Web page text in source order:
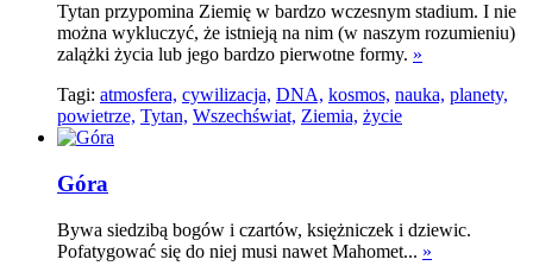
Tytan przypomina Ziemię w bardzo wczesnym stadium. I nie
można wykluczyć, że istnieją na nim (w naszym rozumieniu)
zalążki życia lub jego bardzo pierwotne formy. »
Tagi: atmosfera, cywilizacja, DNA, kosmos, nauka, planety,
powietrze, Tytan, Wszechświat, Ziemia, życie
Góra
Bywa siedzibą bogów i czartów, księżniczek i dziewic.
Pofatygować się do niej musi nawet Mahomet... »